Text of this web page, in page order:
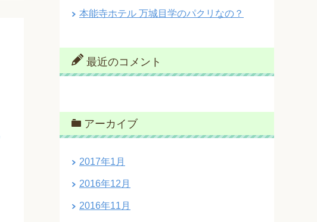
本能寺ホテル 万城目学のパクリなの？
最近のコメント
アーカイブ
2017年1月
2016年12月
2016年11月